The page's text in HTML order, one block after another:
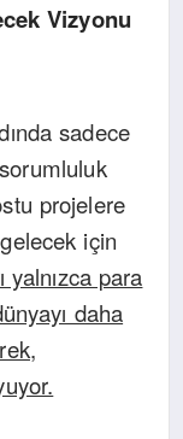
Vizyonu
sadece
projelere
için
yalnızca para
daha